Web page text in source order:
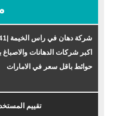
اكبر شركات الدهانات والاصباغ
حوائط باقل سعر في الامارات
تقييم